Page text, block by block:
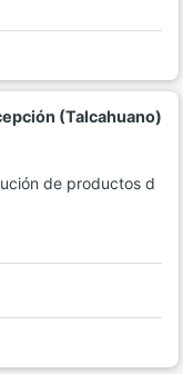
(Talcahuano)
de productos d